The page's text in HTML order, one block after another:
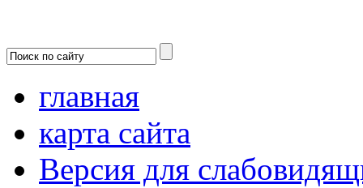
главная
карта сайта
Версия для